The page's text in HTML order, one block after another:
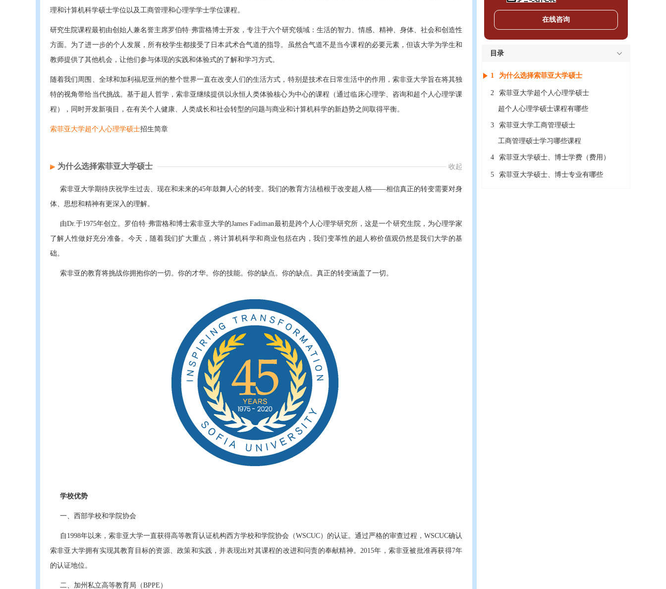
理和计算机科学硕士学位以及工商管理和心理学学士学位课程。
研究生院课程最初由创始人兼名誉主席罗伯特·弗雷格博士开发，专注于六个研究领域：生活的智力、情感、精神、身体、社会和创造性
方面。为了进一步的个人发展，所有校学生都接受了日本武术合气道的指导。虽然合气道不是当今课程的必要元素，但该大学为学生和
教师提供了其他机会，让他们参与体现的实践和体验式的了解和学习方式。
随着我们周围、全球和加利福尼亚州的整个世界一直在改变人们的生活方式，特别是技术在日常生活中的作用，索非亚大学旨在将其独
特的视角带给当代挑战。基于超人哲学，索非亚继续提供以永恒人类体验核心为中心的课程（通过临床心理学、咨询和超个人心理学课
程），同时开发新项目，在有关个人健康、人类成长和社会转型的问题与商业和计算机科学的新趋势之间取得平衡。
索菲亚大学超个人心理学硕士招生简章
为什么选择索菲亚大学硕士 收起
索非亚大学期待庆祝学生过去、现在和未来的45年鼓舞人心的转变。我们的教育方法植根于改变超人格——相信真正的转变需要对身
体、思想和精神有更深入的理解。
由Dr.于1975年创立。罗伯特·弗雷格和博士索非亚大学的James Fadiman最初是跨个人心理学研究所，这是一个研究生院，为心理学家
了解人性做好充分准备。今天，随着我们扩大重点，将计算机科学和商业包括在内，我们变革性的超人称价值观仍然是我们大学的基
础。
索非亚的教育将挑战你拥抱你的一切。你的才华。你的技能。你的缺点。你的缺点。真正的转变涵盖了一切。
学校优势
一、西部学校和学院协会
自1998年以来，索非亚大学一直获得高等教育认证机构西方学校和学院协会（WSCUC）的认证。通过严格的审查过程，WSCUC确认
索非亚大学拥有实现其教育目标的资源、政策和实践，并表现出对其课程的改进和问责的奉献精神。2015年，索非亚被批准再获得7年
的认证地位。
二、加州私立高等教育局（BPPE）
在线咨询
目录
1 为什么选择索菲亚大学硕士
2 索菲亚大学超个人心理学硕士
超个人心理学硕士课程有哪些
3 索菲亚大学工商管理硕士
工商管理硕士学习哪些课程
4 索菲亚大学硕士、博士学费（费用）
5 索菲亚大学硕士、博士专业有哪些